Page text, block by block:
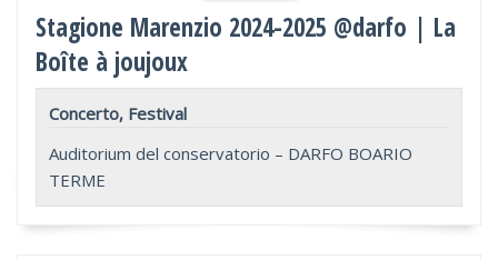
Stagione Marenzio 2024-2025 @darfo | La
Boîte à joujoux
Concerto, Festival
Auditorium del conservatorio – DARFO BOARIO
TERME